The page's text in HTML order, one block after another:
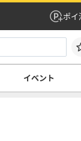
ポイ
イベント